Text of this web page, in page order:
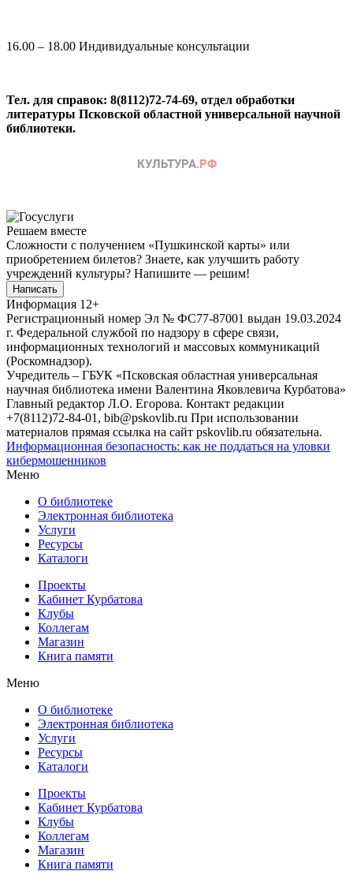
16.00 – 18.00 Индивидуальные консультации
Тел. для справок: 8(8112)72-74-69, отдел обработки
литературы Псковской областной универсальной научной
библиотеки.
Решаем вместе
Сложности с получением «Пушкинской карты» или
приобретением билетов? Знаете, как улучшить работу
учреждений культуры? Напишите — решим!
Написать
Информация 12+
Регистрационный номер Эл № ФС77-87001 выдан 19.03.2024
г. Федеральной службой по надзору в сфере связи,
информационных технологий и массовых коммуникаций
(Роскомнадзор).
Учредитель – ГБУК «Псковская областная универсальная
научная библиотека имени Валентина Яковлевича Курбатова»
Главный редактор Л.О. Егорова. Контакт редакции
+7(8112)72-84-01, bib@pskovlib.ru При использовании
материалов прямая ссылка на сайт pskovlib.ru обязательна.
Информационная безопасность: как не поддаться на уловки
кибермошенников
Меню
О библиотеке
Электронная библиотека
Услуги
Ресурсы
Каталоги
Проекты
Кабинет Курбатова
Клубы
Коллегам
Магазин
Книга памяти
Меню
О библиотеке
Электронная библиотека
Услуги
Ресурсы
Каталоги
Проекты
Кабинет Курбатова
Клубы
Коллегам
Магазин
Книга памяти